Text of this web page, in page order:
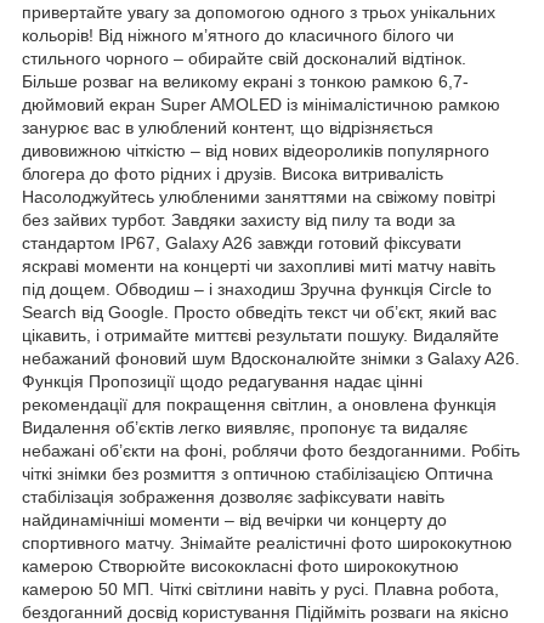
привертайте увагу за допомогою одного з трьох унікальних
кольорів! Від ніжного м’ятного до класичного білого чи
стильного чорного – обирайте свій досконалий відтінок.
Більше розваг на великому екрані з тонкою рамкою 6,7-
дюймовий екран Super AMOLED із мінімалістичною рамкою
занурює вас в улюблений контент, що відрізняється
дивовижною чіткістю – від нових відеороликів популярного
блогера до фото рідних і друзів. Висока витривалість
Насолоджуйтесь улюбленими заняттями на свіжому повітрі
без зайвих турбот. Завдяки захисту від пилу та води за
стандартом IP67, Galaxy A26 завжди готовий фіксувати
яскраві моменти на концерті чи захопливі миті матчу навіть
під дощем. Обводиш – і знаходиш Зручна функція Circle to
Search від Google. Просто обведіть текст чи об’єкт, який вас
цікавить, і отримайте миттєві результати пошуку. Видаляйте
небажаний фоновий шум Вдосконалюйте знімки з Galaxy A26.
Функція Пропозиції щодо редагування надає цінні
рекомендації для покращення світлин, а оновлена функція
Видалення об’єктів легко виявляє, пропонує та видаляє
небажані об’єкти на фоні, роблячи фото бездоганними. Робіть
чіткі знімки без розмиття з оптичною стабілізацією Оптична
стабілізація зображення дозволяє зафіксувати навіть
найдинамічніші моменти – від вечірки чи концерту до
спортивного матчу. Знімайте реалістичні фото ширококутною
камерою Створюйте висококласні фото ширококутною
камерою 50 МП. Чіткі світлини навіть у русі. Плавна робота,
бездоганний досвід користування Підійміть розваги на якісно